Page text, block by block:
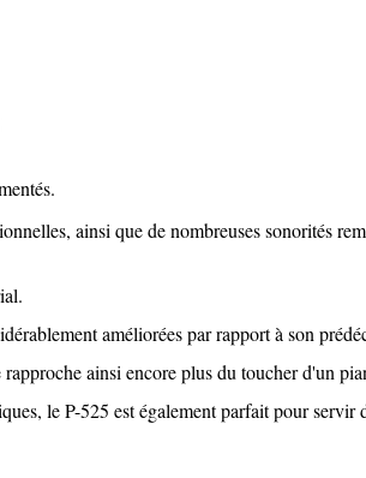
ainsi que de nombreuses sonorités
améliorées par rapport à son
ainsi encore plus du toucher d'un
le P-525 est également parfait pour servir